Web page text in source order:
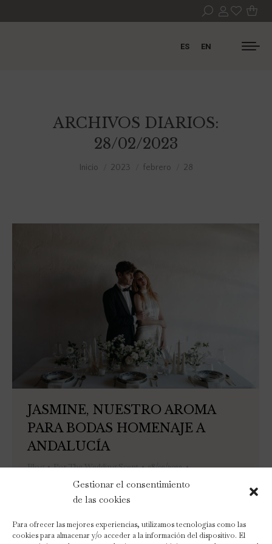
Gestionar el consentimiento
de las cookies
Para ofrecer las mejores experiencias, utilizamos tecnologías como las
cookies para almacenar y/o acceder a la información del dispositivo. El
ES EN
ARCHIVOS DIARIOS:
28/02/2023
Estás aquí:
Inicio 2023 febrero 28
JASMINE, NUESTRO AROMA
PARA BODAS HOMENAJE A
ANDALUCÍA
Blog PorThe Wedding Scent
28/02/2023
Jasmine, nuestro aroma para bodas homenaje a
Andalucía. Hoy, 28 de febrero, no podemos evitar